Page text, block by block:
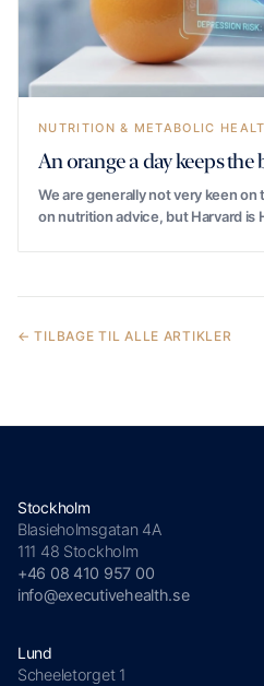
NUTRITION & METABOLIC
An orange a day keeps the
We are generally not very keen on
on nutrition advice, but Harvard is
← TILBAGE TIL ALLE ARTIKLER
Stockholm
Blasieholmsgatan 4A
111 48 Stockholm
+46 08 410 957 00
info@executivehealth.se
Lund
Scheeletorget 1